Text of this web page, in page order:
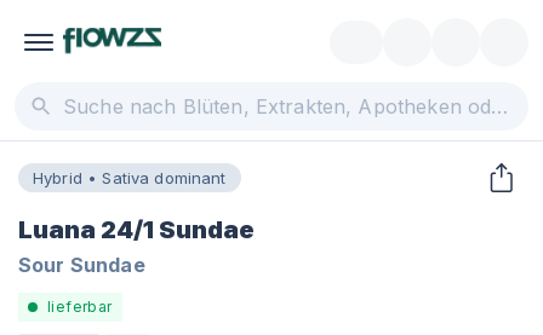
Hybrid • Sativa dominant
Luana 24/1 Sundae
Sour Sundae
lieferbar